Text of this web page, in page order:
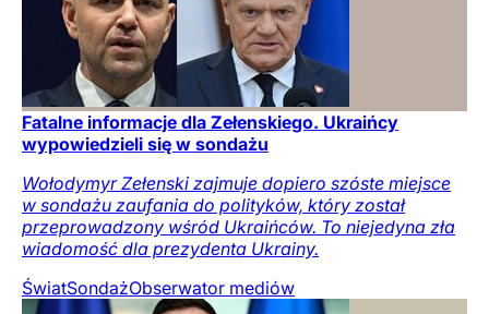
Fatalne informacje dla Zełenskiego. Ukraińcy
wypowiedzieli się w sondażu
Wołodymyr Zełenski zajmuje dopiero szóste miejsce
w sondażu zaufania do polityków, który został
przeprowadzony wśród Ukraińców. To niejedyna zła
wiadomość dla prezydenta Ukrainy.
ŚwiatSondażObserwator mediów